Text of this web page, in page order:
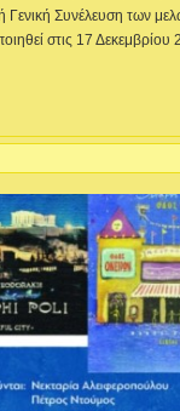
Γενική Συνέλευση των
στις 17 Δεκεμβρίου